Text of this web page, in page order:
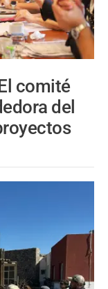
comité
del